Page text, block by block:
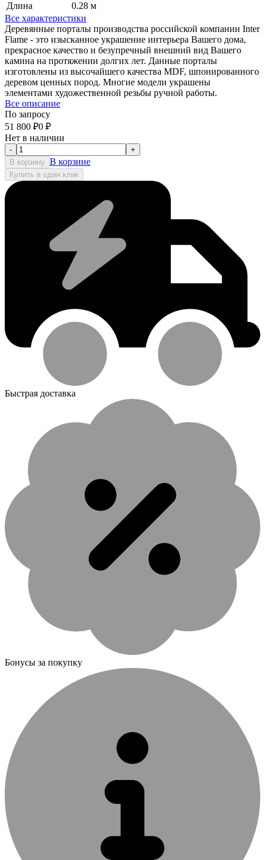
Длина
0.28 м
Все характеристики
Деревянные порталы производства российской компании Inter
Flame - это изысканное украшение интерьера Вашего дома,
прекрасное качество и безупречный внешний вид Вашего
камина на протяжении долгих лет. Данные порталы
изготовлены из высочайшего качества MDF, шпонированного
деревом ценных пород. Многие модели украшены
элементами художественной резьбы ручной работы.
Все описание
По запросу
51 800 ₽0 ₽
Нет в наличии
-
+
В корзину В корзине
Купить в один клик
Быстрая доставка
Бонусы за покупку